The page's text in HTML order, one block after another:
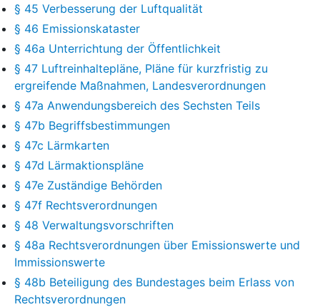
§ 45 Verbesserung der Luftqualität
§ 46 Emissionskataster
§ 46a Unterrichtung der Öffentlichkeit
§ 47 Luftreinhaltepläne, Pläne für kurzfristig zu
ergreifende Maßnahmen, Landesverordnungen
§ 47a Anwendungsbereich des Sechsten Teils
§ 47b Begriffsbestimmungen
§ 47c Lärmkarten
§ 47d Lärmaktionspläne
§ 47e Zuständige Behörden
§ 47f Rechtsverordnungen
§ 48 Verwaltungsvorschriften
§ 48a Rechtsverordnungen über Emissionswerte und
Immissionswerte
§ 48b Beteiligung des Bundestages beim Erlass von
Rechtsverordnungen